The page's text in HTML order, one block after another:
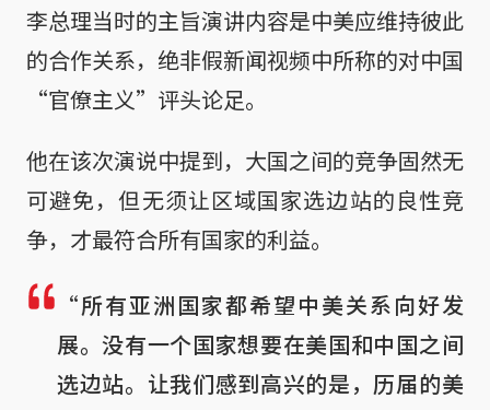
李总理当时的主旨演讲内容是中美应维持彼此
的合作关系，绝非假新闻视频中所称的对中国
“官僚主义”评头论足。
他在该次演说中提到，大国之间的竞争固然无
可避免，但无须让区域国家选边站的良性竞
争，才最符合所有国家的利益。
“所有亚洲国家都希望中美关系向好发
展。没有一个国家想要在美国和中国之间
选边站。让我们感到高兴的是，历届的美